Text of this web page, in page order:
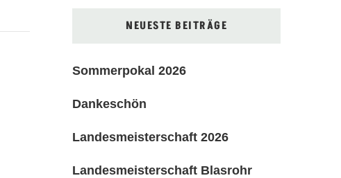
NEUESTE BEITRÄGE
Sommerpokal 2026
Dankeschön
Landesmeisterschaft 2026
Landesmeisterschaft Blasrohr